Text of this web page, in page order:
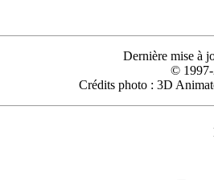
Dernière mise à
© 1997-
Crédits photo : 3D